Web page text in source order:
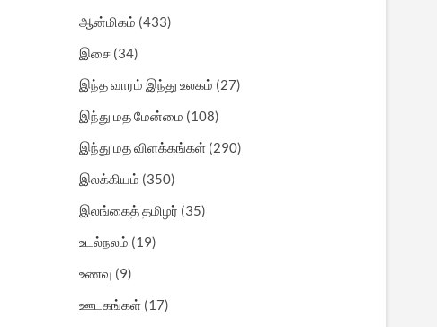
ஆன்மிகம் (433)
இசை (34)
இந்த வாரம் இந்து உலகம் (27)
இந்து மத மேன்மை (108)
இந்து மத விளக்கங்கள் (290)
இலக்கியம் (350)
இலங்கைத் தமிழர் (35)
உடல்நலம் (19)
உணவு (9)
ஊடகங்கள் (17)